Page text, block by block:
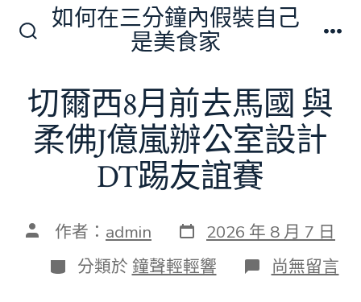
換
開
關
如何在三分鐘內假裝自己
是美食家
切爾西8月前去馬國 與
柔佛J億嵐辦公室設計
DT踢友誼賽
文 作者： admin 發
表
日
期
2026 年 8 月 7 日
分
類
分類於 鐘聲輕輕響 在
〈切
尚無留言